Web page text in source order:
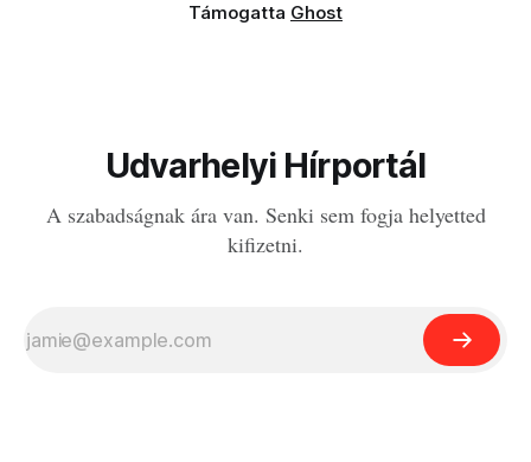
Támogatta Ghost
Udvarhelyi Hírportál
A szabadságnak ára van. Senki sem fogja helyetted
kifizetni.